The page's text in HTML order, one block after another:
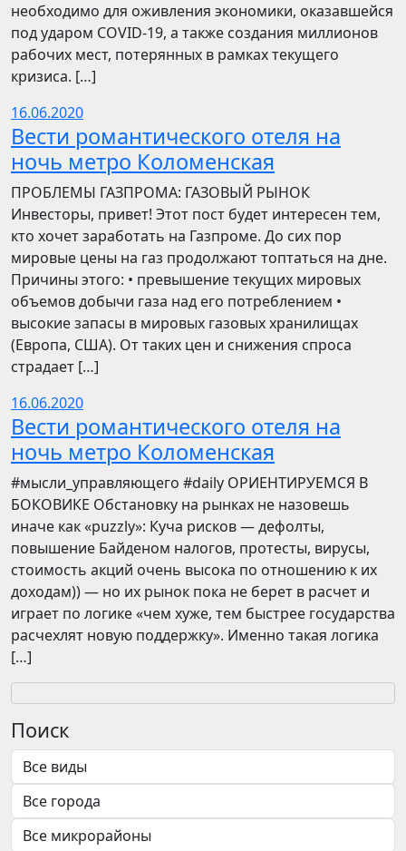
необходимо для оживления экономики, оказавшейся
под ударом COVID-19, а также создания миллионов
рабочих мест, потерянных в рамках текущего
кризиса. […]
16.06.2020
Вести романтического отеля на
ночь метро Коломенская
ПРОБЛЕМЫ ГАЗПРОМА: ГАЗОВЫЙ РЫНОК
Инвесторы, привет! Этот пост будет интересен тем,
кто хочет заработать на Газпроме. До сих пор
мировые цены на газ продолжают топтаться на дне.
Причины этого: • превышение текущих мировых
объемов добычи газа над его потреблением •
высокие запасы в мировых газовых хранилищах
(Европа, США). От таких цен и снижения спроса
страдает […]
16.06.2020
Вести романтического отеля на
ночь метро Коломенская
​​#мысли_управляющего #daily ОРИЕНТИРУЕМСЯ В
БОКОВИКЕ Обстановку на рынках не назовешь
иначе как «puzzly»: Куча рисков — дефолты,
повышение Байденом налогов, протесты, вирусы,
стоимость акций очень высока по отношению к их
доходам)) — но их рынок пока не берет в расчет и
играет по логике «чем хуже, тем быстрее государства
расчехлят новую поддержку». Именно такая логика
[…]
Поиск